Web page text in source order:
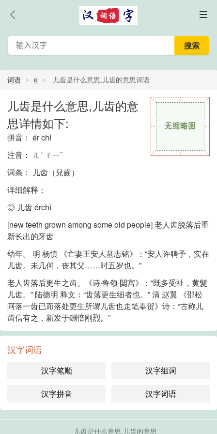
词语 e 儿齿是什么意思,儿齿的意思词语
儿齿是什么意思,儿齿的意
思详情如下:
拼音： ér chǐ
注音： ㄦˊ ㄔㄧˇ
词条： 儿齿（兒齒）
详细解释：
◎ 儿齿 érchǐ
[new teeth grown among some old people] 老人齿脱落后重
新长出的牙齿
幼年。 明 杨慎 《亡妻王安人墓志铭》：“安人许聘予，实在
儿齿。未几何，丧其父……时五岁也。”
老人齿落后更生之齿。《诗·鲁颂·閟宫》：“既多受祉，黄髮
儿齿。” 陆德明 释文：“齿落更生细者也。” 清 赵翼 《邵松
阿落一齿已而落处更生所谓儿齿也走笔奉贺》诗：“古称儿
齿信有之，新发于鉶倍刚烈。”
汉字词语
汉字笔顺 汉字组词
汉字拼音 汉字词语
儿齿是什么意思,儿齿的意思